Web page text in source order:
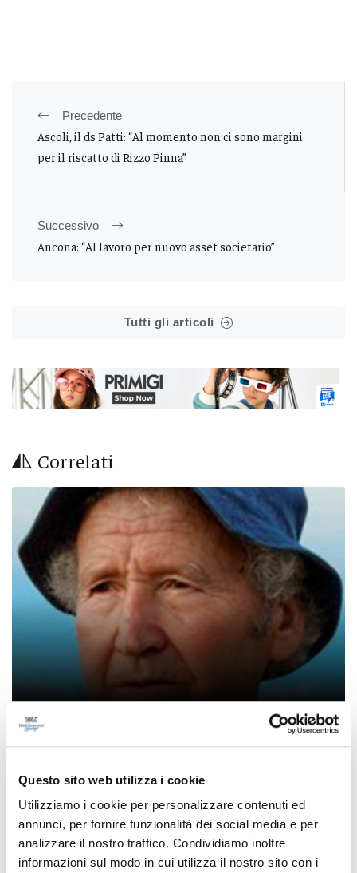
Questo sito web utilizza i cookie
Utilizziamo i cookie per personalizzare contenuti ed
annunci, per fornire funzionalità dei social media e per
analizzare il nostro traffico. Condividiamo inoltre
informazioni sul modo in cui utilizza il nostro sito con i
Precedente
Ascoli, il ds Patti: “Al momento non ci sono margini
per il riscatto di Rizzo Pinna”
Successivo
Ancona: “Al lavoro per nuovo asset societario”
Tutti gli articoli
Correlati
Lutto a San Benedetto, morto lo scultore
Marcello Sgattoni
di Pier Paolo Flammini